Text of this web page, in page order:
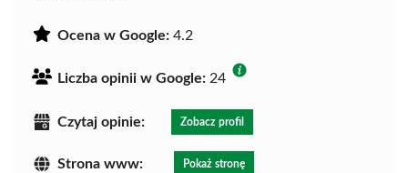
Ocena w Google: 4.2
Liczba opinii w Google: 24
Czytaj opinie: Zobacz profil
Strona www: Pokaż stronę